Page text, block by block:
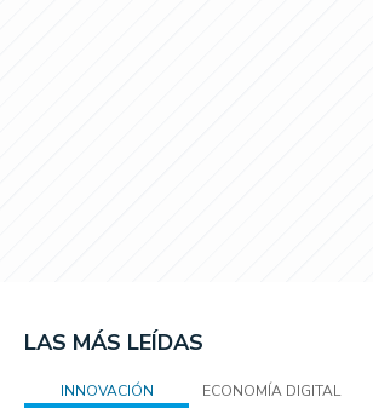
LAS MÁS LEÍDAS
INNOVACIÓN ECONOMÍA DIGITAL